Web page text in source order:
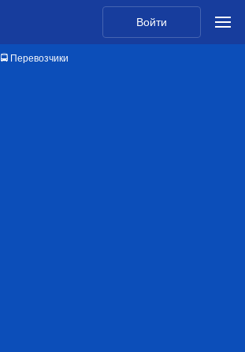
Войти
🚍 Перевозчики